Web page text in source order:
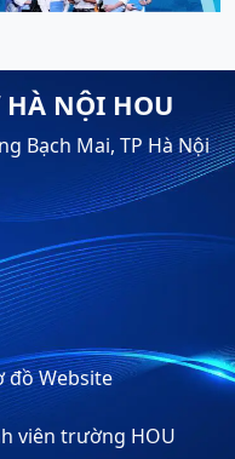
NỘI HOU
Bạch Mai, TP Hà Nội
đồ Website
viên trường HOU